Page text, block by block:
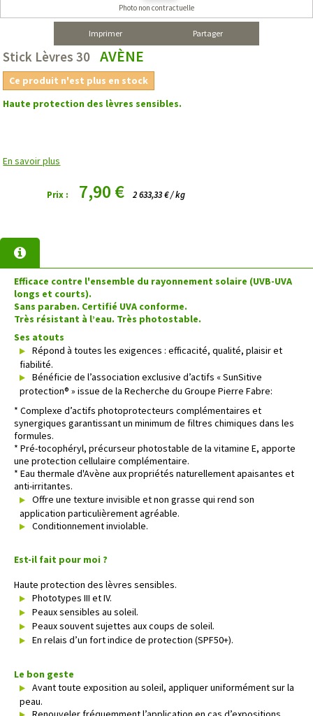
Photo non contractuelle
Imprimer Partager
Stick Lèvres 30 AVÈNE
Ce produit n'est plus en stock
Haute protection des lèvres sensibles.
En savoir plus
Prix : 7,90 € 2 633,33 € / kg
Efficace contre l'ensemble du rayonnement solaire (UVB-UVA
longs et courts).
Sans paraben. Certifié UVA conforme.
Très résistant à l’eau. Très photostable.
Ses atouts
Répond à toutes les exigences : efficacité, qualité, plaisir et
fiabilité.
Bénéficie de l’association exclusive d’actifs « SunSitive
protection® » issue de la Recherche du Groupe Pierre Fabre:
* Complexe d’actifs photoprotecteurs complémentaires et
synergiques garantissant un minimum de filtres chimiques dans les
formules.
* Pré-tocophéryl, précurseur photostable de la vitamine E, apporte
une protection cellulaire complémentaire.
* Eau thermale d'Avène aux propriétés naturellement apaisantes et
anti-irritantes.
Offre une texture invisible et non grasse qui rend son
application particulièrement agréable.
Conditionnement inviolable.
Est-il fait pour moi ?
Haute protection des lèvres sensibles.
Phototypes III et IV.
Peaux sensibles au soleil.
Peaux souvent sujettes aux coups de soleil.
En relais d’un fort indice de protection (SPF50+).
Le bon geste
Avant toute exposition au soleil, appliquer uniformément sur la
peau.